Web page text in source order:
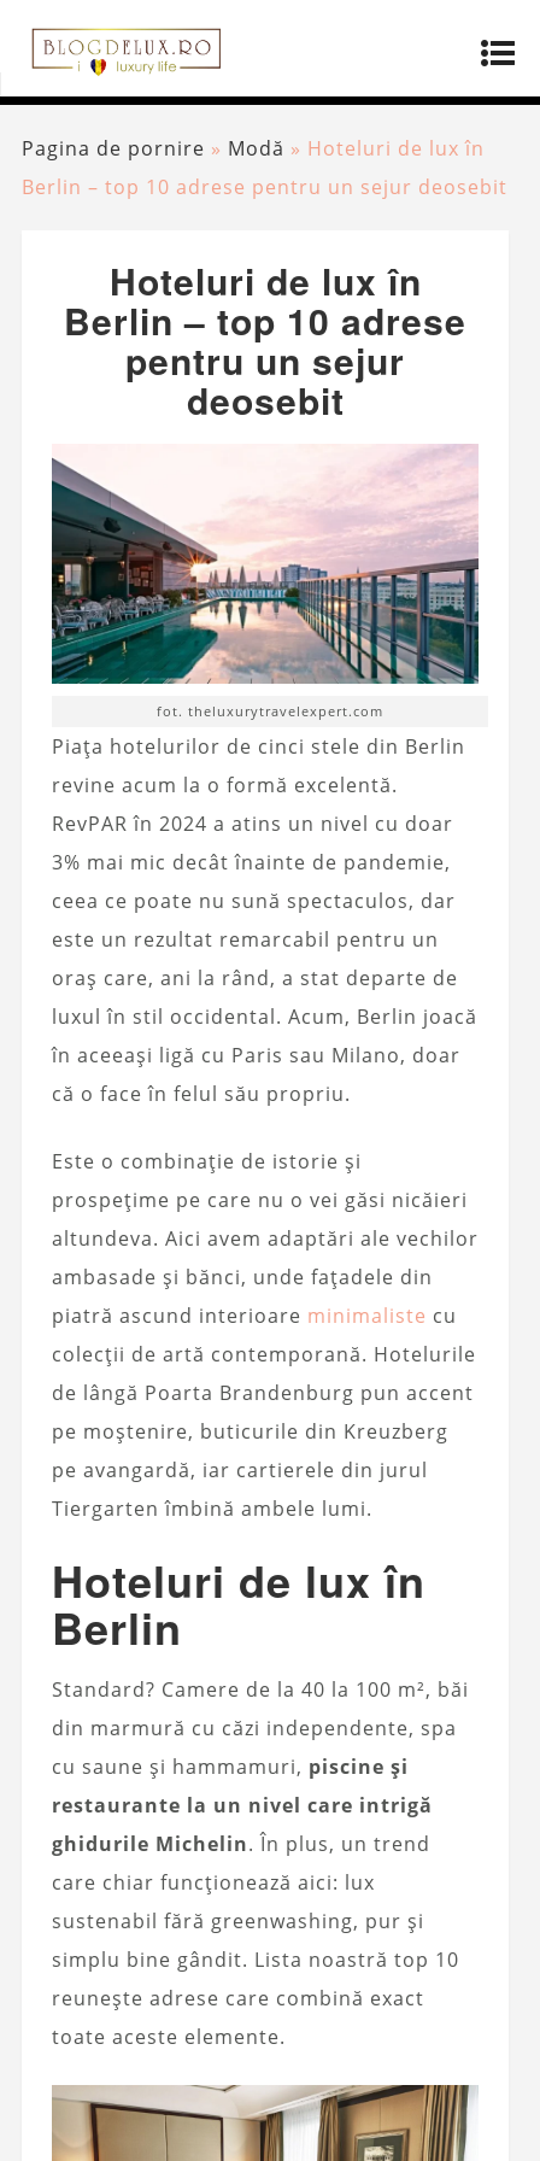
Pagina de pornire » Modă » Hoteluri de lux în
Berlin – top 10 adrese pentru un sejur deosebit
Hoteluri de lux în
Berlin – top 10 adrese
pentru un sejur
deosebit
fot. theluxurytravelexpert.com
Piața hotelurilor de cinci stele din Berlin
revine acum la o formă excelentă.
RevPAR în 2024 a atins un nivel cu doar
3% mai mic decât înainte de pandemie,
ceea ce poate nu sună spectaculos, dar
este un rezultat remarcabil pentru un
oraș care, ani la rând, a stat departe de
luxul în stil occidental. Acum, Berlin joacă
în aceeași ligă cu Paris sau Milano, doar
că o face în felul său propriu.
Este o combinație de istorie și
prospețime pe care nu o vei găsi nicăieri
altundeva. Aici avem adaptări ale vechilor
ambasade și bănci, unde fațadele din
piatră ascund interioare minimaliste cu
colecții de artă contemporană. Hotelurile
de lângă Poarta Brandenburg pun accent
pe moștenire, buticurile din Kreuzberg
pe avangardă, iar cartierele din jurul
Tiergarten îmbină ambele lumi.
Hoteluri de lux în
Berlin
Standard? Camere de la 40 la 100 m², băi
din marmură cu căzi independente, spa
cu saune și hammamuri, piscine și
restaurante la un nivel care intrigă
ghidurile Michelin. În plus, un trend
care chiar funcționează aici: lux
sustenabil fără greenwashing, pur și
simplu bine gândit. Lista noastră top 10
reunește adrese care combină exact
toate aceste elemente.